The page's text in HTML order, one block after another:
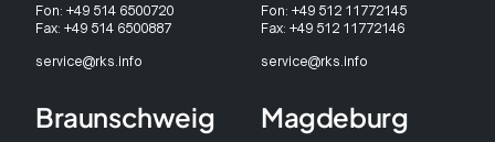
Fon: +49 514 6500720
Fax: +49 514 6500887
service@rks.info
Fon: +49 512 11772145
Fax: +49 512 11772146
service@rks.info
Braunschweig Magdeburg